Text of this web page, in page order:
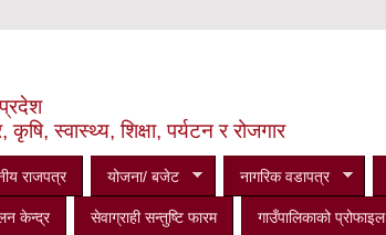
स्वास्थ्य, शिक्षा, पर्यटन र रोजगार
राजपत्र योजना/ बजेट नागरिक वडापत्र
केन्द्र सेवाग्राही सन्तुष्टि फारम गाउँपालिकाको प्रोफाइल